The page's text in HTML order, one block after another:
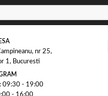
nr 25,
1, Bucuresti
09:30 - 19:00